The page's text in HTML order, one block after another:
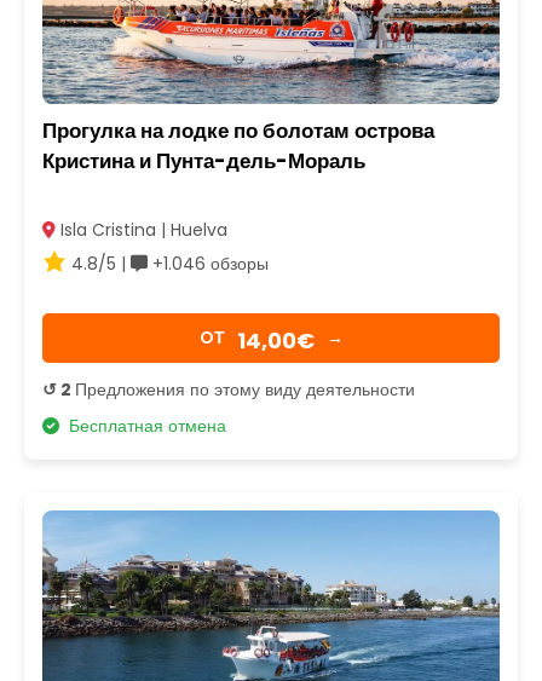
Прогулка на лодке по болотам острова
Кристина и Пунта-дель-Мораль
Isla Cristina | Huelva
4.8/5 |
+1.046 обзоры
OТ 14,00€ →
↺ 2 Предложения по этому виду деятельности
Бесплатная отмена